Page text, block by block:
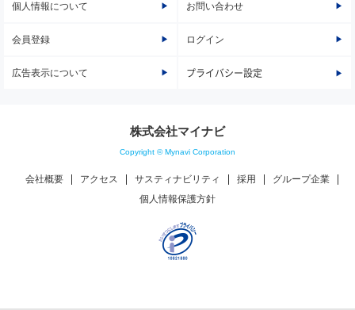
個人情報について お問い合わせ
会員登録 ログイン
広告表示について プライバシー設定
株式会社マイナビ
Copyright © Mynavi Corporation
会社概要 アクセス サスティナビリティ 採用
グループ企業
個人情報保護方針